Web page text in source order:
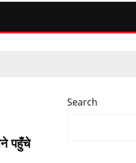
पहुँचे
Search